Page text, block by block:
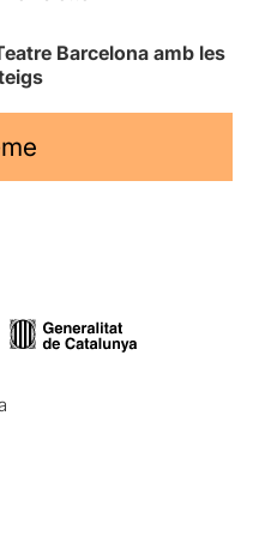
Barcelona amb les